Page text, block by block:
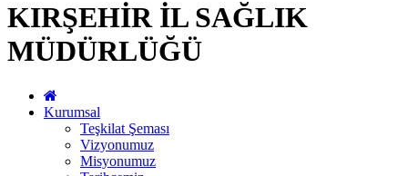
KIRŞEHİR İL SAĞLIK
MÜDÜRLÜĞÜ
Kurumsal
Teşkilat Şeması
Vizyonumuz
Misyonumuz